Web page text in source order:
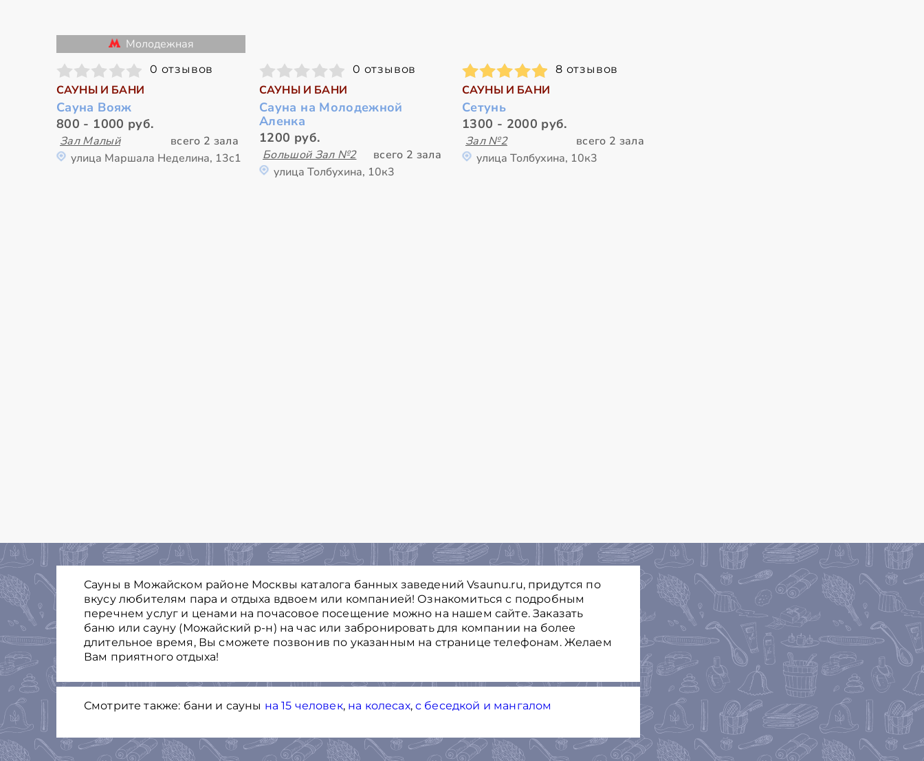
Молодежная
0 отзывов
САУНЫ И БАНИ
Сауна Вояж
800 - 1000 руб.
Зал Малый
всего 2 зала
улица Маршала Неделина, 13с1
0 отзывов
САУНЫ И БАНИ
Сауна на Молодежной
Аленка
1200 руб.
Большой Зал №2
всего 2 зала
улица Толбухина, 10к3
8 отзывов
САУНЫ И БАНИ
Сетунь
1300 - 2000 руб.
Зал №2
всего 2 зала
улица Толбухина, 10к3
Сауны в Можайском районе Москвы каталога банных заведений Vsaunu.ru, придутся по
вкусу любителям пара и отдыха вдвоем или компанией! Ознакомиться с подробным
перечнем услуг и ценами на почасовое посещение можно на нашем сайте. Заказать
баню или сауну (Можайский р-н) на час или забронировать для компании на более
длительное время, Вы cможете позвонив по указанным на странице телефонам. Желаем
Вам приятного отдыха!
Смотрите также: бани и сауны на 15 человек, на колесах, с беседкой и мангалом